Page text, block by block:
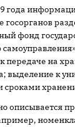
года
фонд
передаче на
выделение к
сроками
описывается